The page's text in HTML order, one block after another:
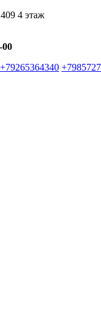
4 этаж
00
+79265364340